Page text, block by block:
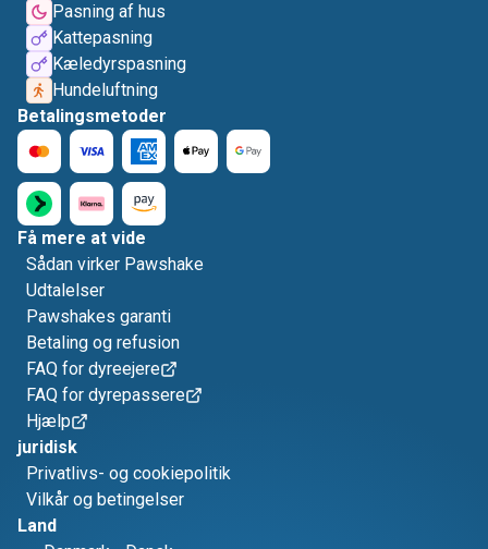
Pasning af hus
Kattepasning
Kæledyrspasning
Hundeluftning
Betalingsmetoder
Få mere at vide
Sådan virker Pawshake
Udtalelser
Pawshakes garanti
Betaling og refusion
FAQ for dyreejere
FAQ for dyrepassere
Hjælp
juridisk
Privatlivs- og cookiepolitik
Vilkår og betingelser
Land